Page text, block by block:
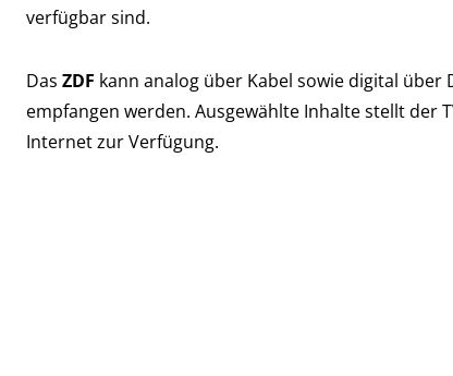
verfügbar sind.
DasZDF kann analog über Kabel sowie digital über
empfangen werden. Ausgewählte Inhalte stellt der
Internet zur Verfügung.